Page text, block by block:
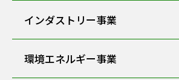
インダストリー事業
環境エネルギー事業